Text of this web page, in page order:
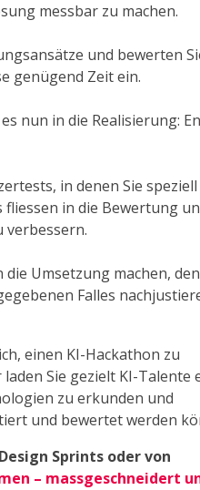
messbar zu machen.
und bewerten
genügend Zeit ein.
nun in die Realisierung:
in denen Sie
in die Bewertung
verbessern.
Umsetzung machen,
Falles
einen KI-Hackathon zu
Sie gezielt KI-Talente
zu erkunden und
und bewertet werden
Sprints oder von
– massgeschneidert